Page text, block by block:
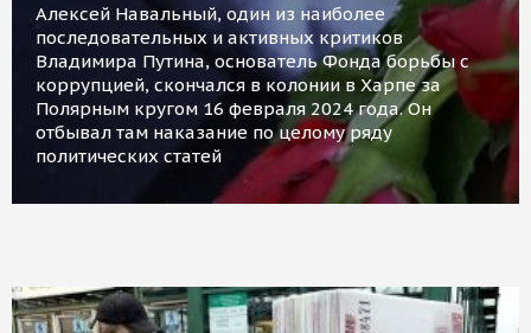
Алексей Навальный, один из наиболее
последовательных и активных критиков
Владимира Путина, основатель Фонда борьбы с
коррупцией, скончался в колонии в Харпе за
Полярным кругом 16 февраля 2024 года. Он
отбывал там наказание по целому ряду
политических статей